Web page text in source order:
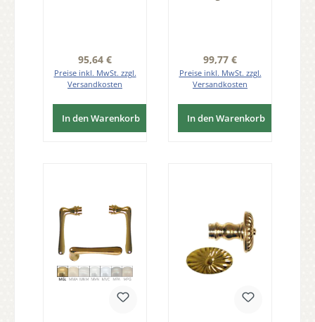
Regulärer Preis:
95,64 €
Preise inkl. MwSt. zzgl.
Versandkosten
In den Warenkorb
Regulärer Preis:
99,77 €
Preise inkl. MwSt. zzgl.
Versandkosten
In den Warenkorb